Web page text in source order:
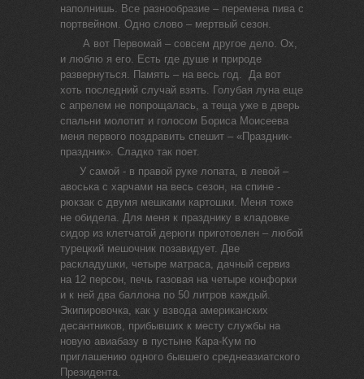
наполнишь. Все разнообразие – перемена пива с
портвейном. Одно слово – мертвый сезон.
А вот Первомай – совсем другое дело. Ох,
и люблю я его. Есть где душе и природе
развернуться. Память – на весь год. Да вот
хоть последний случай взять. Голубая луна еще
с апрелем не попрощалась, а теща уже в дверь
спальни молотит и голосом Бориса Моисеева
меня первого поздравить спешит – «Праздник-
праздник». Сладко так поет.
У самой - в правой руке лопата, в левой –
авоська с харчами на весь сезон, на спине -
рюкзак с двумя мешками картошки. Меня тоже
не обидела. Для меня к празднику в кладовке
сидор из клетчатой дерюги приготовлен – любой
турецкий мешочник позавидует. Две
раскладушки, четыре матраса, дачный сервиз
на 12 персон, печь газовая на четыре конфорки
и к ней два баллона по 50 литров каждый.
Экипировочка, как у взвода американских
десантников, прибывших к месту службы на
новую авиабазу в пустыне Кара-Кум по
приглашению одного бывшего среднеазиатского
Президента.